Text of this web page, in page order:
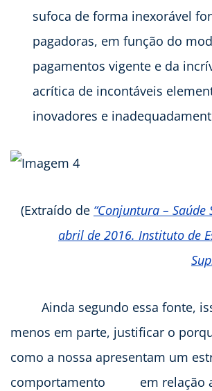
sufoca de forma inexorável
pagadoras, em função do
pagamentos vigente e da
acrítica de incontáveis
inovadores e
(Extraído de “Conjuntura – Saúde
abril de 2016. Instituto de
Ainda segundo essa fonte,
menos em parte, justificar o
como a nossa apresentam um
comportamento em relação